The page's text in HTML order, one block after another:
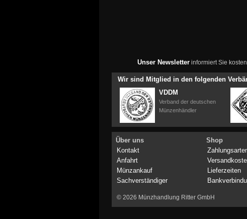
Unser Newsletterinformiert Sie
Wir sind Mitglied in den folgenden
VDDM
Verband der deutschen
Münzenhändler
Über uns
Kontakt
Anfahrt
Münzankauf
Sachverständiger
Shop
Lieferzeiten
© 2026 Münzhandlung Ritter GmbH